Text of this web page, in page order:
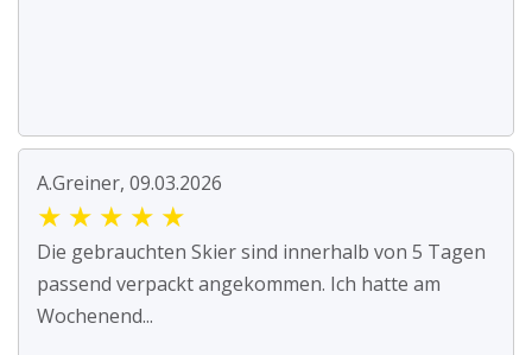
A.Greiner, 09.03.2026
★ ★ ★ ★ ★
Die gebrauchten Skier sind innerhalb von 5 Tagen
passend verpackt angekommen. Ich hatte am
Wochenend...